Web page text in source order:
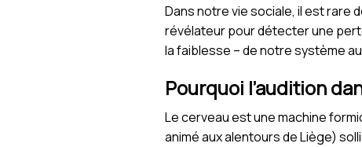
Dans notre vie sociale, il est rare
révélateur pour détecter une
la faiblesse – de notre système
Pourquoi l’audition
Le cerveau est une machine
animé aux alentours de Liège)